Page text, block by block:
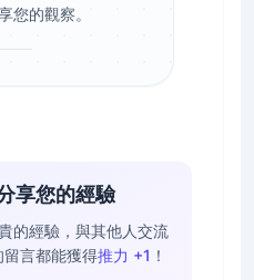
您的觀察。
享您的經驗
的經驗，與其他人交流
言都能獲得推力 +1 ！